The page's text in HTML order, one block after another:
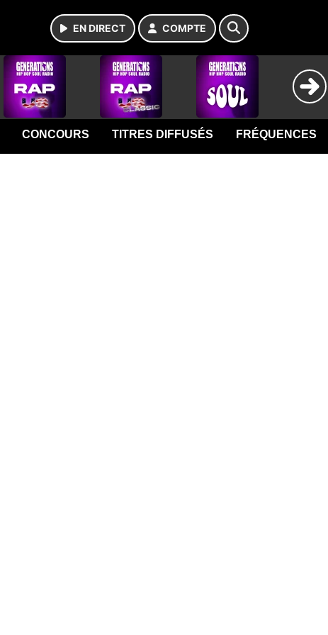
EN DIRECT COMPTE
CONCOURS TITRES DIFFUSÉS FRÉQUENCES